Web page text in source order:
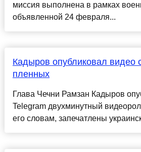
миссия выполнена в рамках
объявленной 24 февраля...
Кадыров опубликовал видео
пленных
Глава Чечни Рамзан Кадыров
Telegram двухминутный
его словам, запечатлены